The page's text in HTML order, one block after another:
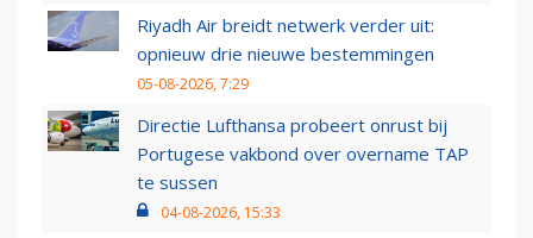
Riyadh Air breidt netwerk verder uit:
opnieuw drie nieuwe bestemmingen
05-08-2026, 7:29
Directie Lufthansa probeert onrust bij
Portugese vakbond over overname TAP
te sussen
04-08-2026, 15:33